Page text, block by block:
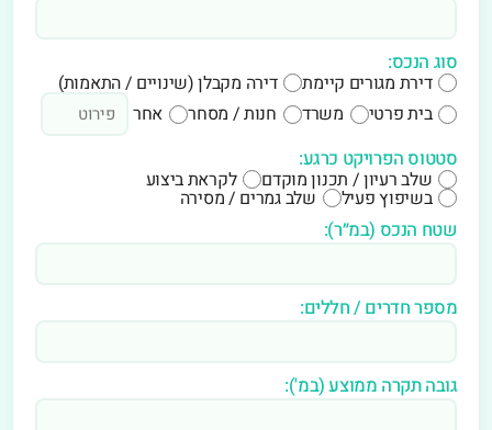
סוג הנכס:
דירת מגורים קיימת
דירה מקבלן (שינויים / התאמות)
בית פרטי
משרד חנות / מסחר
אחר
סטטוס הפרויקט כרגע:
שלב רעיון / תכנון מוקדם לקראת ביצוע
בשיפוץ פעיל
שלב גמרים / מסירה
שטח הנכס (במ״ר):
מספר חדרים / חללים:
גובה תקרה ממוצע (במ'):